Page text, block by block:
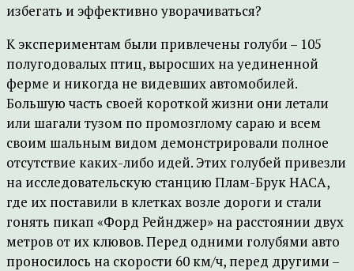
избегать и эффективно уворачиваться?
К экспериментам были привлечены голуби – 105
полугодовалых птиц, выросших на уединенной
ферме и никогда не видевших автомобилей.
Большую часть своей короткой жизни они летали
или шагали тузом по промозглому сараю и всем
своим шальным видом демонстрировали полное
отсутствие каких-либо идей. Этих голубей привезли
на исследовательскую станцию Плам-Брук НАСА,
где их поставили в клетках возле дороги и стали
гонять пикап «Форд Рейнджер» на расстоянии двух
метров от их клювов. Перед одними голубями авто
проносилось на скорости 60 км/ч, перед другими –